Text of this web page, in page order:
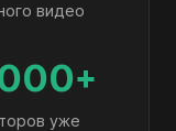
видео
уже